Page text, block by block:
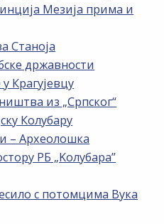
Мезија прима и
Станоја
државности
Крагујевцу
из „Српског“
Колубару
– Археолошка
РБ „Kолубара”
с потомцима Вука